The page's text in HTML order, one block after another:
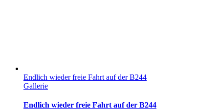
Endlich wieder freie Fahrt auf der B244
Gallerie
Endlich wieder freie Fahrt auf der B244